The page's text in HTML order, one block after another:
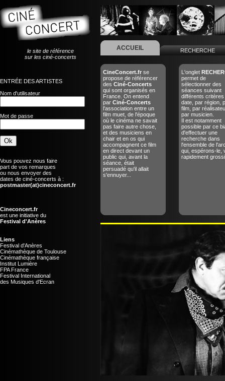
le site de référence
sur les ciné-concerts
ENTRÉE DES ARTISTES
Nom d'utilisateur
Mot de passe
Vous pouvez nous faire
part de vos remarques
ou nous envoyer des
dates de ciné-concerts à :
postmaster(at)cineconcert.fr
Cineconcert.fr
est une initiative du
Festival d'Anères
Liens
Festival d'Anères
Cinémathèque de Toulouse
Cinémathèque française
Institut Lumière
FPA France
Festival International
des Musiques d'Ecran
ACCUEIL RECHERCHE
CineConcert.fr se
propose de référencer
des Ciné-Concerts
qui sont organisés en
France. On entend
par Ciné-Concerts
l'association entre un
film muet, de l'époque
où le cinéma ne savait
pas faire autre chose,
et des musiciens en
chair et en os qui
accompagnent ce film
en direct devant un
public qui, avant la
séance, était
persuadé qu'il allait
s'ennuyer...
L'onglet
permet de
sélectionner des
séances suivant
différents critères
date, par région,
film, par
par musicien.
Il est notamment
possible par ce
d'effectuer une
recherche dans
l'ensemble de
qui, espérons-le,
rapidement